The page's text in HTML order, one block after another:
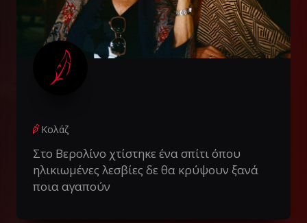
Κολάζ
Στο Βερολίνο χτίστηκε ένα σπίτι όπου
ηλικιωμένες λεσβίες δε θα κρύψουν ξανά
ποια αγαπούν